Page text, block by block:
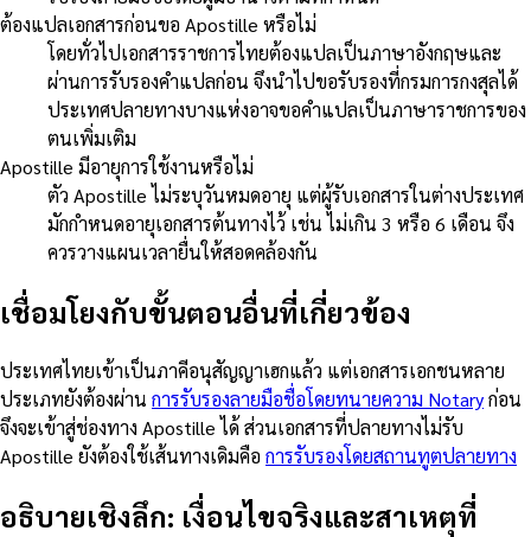
ต้องแปลเอกสารก่อนขอ Apostille หรือไม่
โดยทั่วไปเอกสารราชการไทยต้องแปลเป็นภาษาอังกฤษและ
ผ่านการรับรองคำแปลก่อน จึงนำไปขอรับรองที่กรมการกงสุลได้
ประเทศปลายทางบางแห่งอาจขอคำแปลเป็นภาษาราชการของ
ตนเพิ่มเติม
Apostille มีอายุการใช้งานหรือไม่
ตัว Apostille ไม่ระบุวันหมดอายุ แต่ผู้รับเอกสารในต่างประเทศ
มักกำหนดอายุเอกสารต้นทางไว้ เช่น ไม่เกิน 3 หรือ 6 เดือน จึง
ควรวางแผนเวลายื่นให้สอดคล้องกัน
เชื่อมโยงกับขั้นตอนอื่นที่เกี่ยวข้อง
ประเทศไทยเข้าเป็นภาคีอนุสัญญาเฮกแล้ว แต่เอกสารเอกชนหลาย
ประเภทยังต้องผ่าน การรับรองลายมือชื่อโดยทนายความ Notaryก่อน
จึงจะเข้าสู่ช่องทาง Apostille ได้ ส่วนเอกสารที่ปลายทางไม่รับ
Apostille ยังต้องใช้เส้นทางเดิมคือ การรับรองโดยสถานทูตปลายทาง
อธิบายเชิงลึก: เงื่อนไขจริงและสาเหตุที่